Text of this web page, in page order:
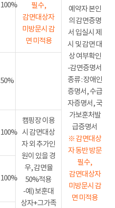
필수,
감면대상자
미방문시 감
면 미적용
예약자 본인
의 감면증명
서 입실시 제
시 및 감면 대
상 여부확인
-감면증명서
종류 : 장애인
증명서, 수급
자증명서, 국
가보훈처발
급증명서
※ 감면대상
자 동반 방문
필수,
감면대상자
미방문시 감
면 미적용
100%
50%
100%
캠핑장 이용
시 감면대상
자 외 추가인
원이 있을 경
우, 감면율
50%적용
-예) 보훈대
상자+그가족
100%